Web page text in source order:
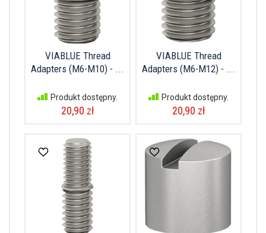
VIABLUE Thread
Adapters (M6-M10) - ...
Produkt dostępny.
20,90 zł
VIABLUE Thread
Adapters (M6-M12) - ...
Produkt dostępny.
20,90 zł